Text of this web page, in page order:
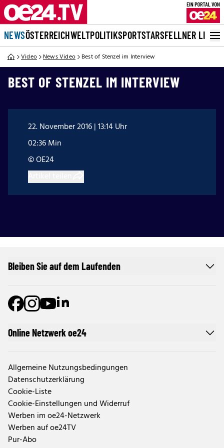
NEWSÖSTERREICHWELTPOLITIKSPORTSTARSFELLNER LIVE
Video News Video Best of Stenzel im Interview
BEST OF STENZEL IM INTERVIEW
22. November 2016 | 13:14 Uhr
02:36 Min
© OE24
Online Netzwerk oe24
Allgemeine Nutzungsbedingungen
Datenschutzerklärung
Cookie-Liste
Cookie-Einstellungen und Widerruf
Werben im oe24-Netzwerk
Werben auf oe24TV
Pur-Abo
Bleiben Sie auf dem Laufenden